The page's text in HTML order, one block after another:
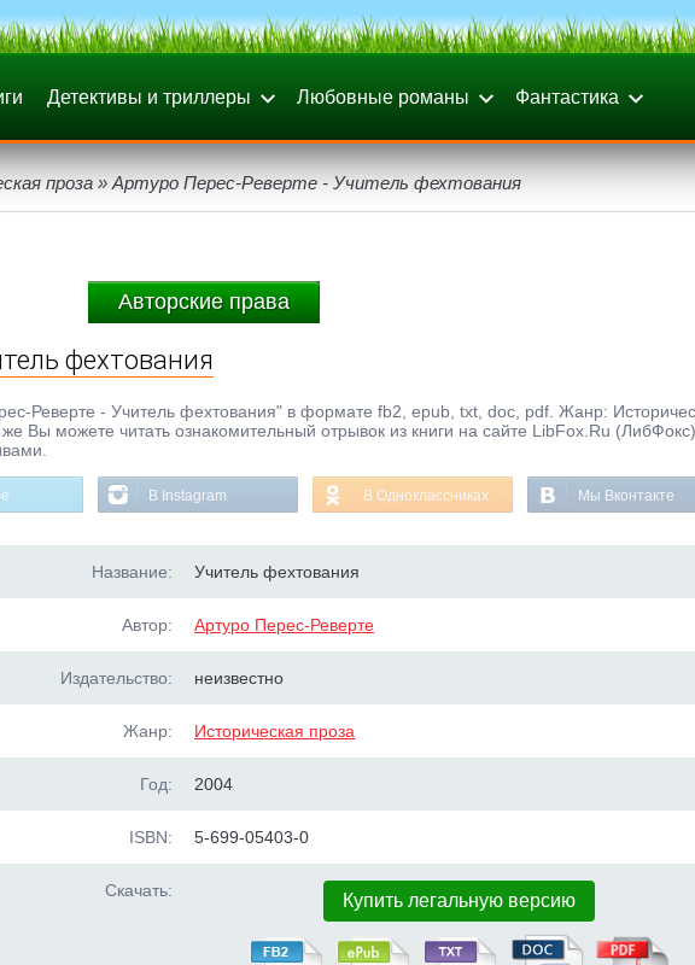
Детективы и триллеры Любовные романы Фантастика
проза » Артуро Перес-Реверте - Учитель фехтования
Авторские права
фехтования
Реверте - Учитель фехтования" в формате fb2, epub, txt, doc, pdf. Жанр:
Вы можете читать ознакомительный отрывок из книги на сайте LibFox.Ru
В Instagram В Одноклассниках Мы Вконтакте
Название: Учитель фехтования
Автор: Артуро Перес-Реверте
Издательство: неизвестно
Жанр: Историческая проза
Год: 2004
ISBN: 5-699-05403-0
Скачать: Купить легальную версию